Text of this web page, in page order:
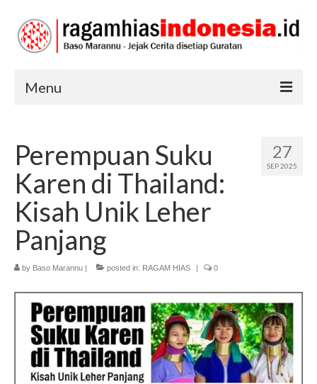
Menu
SENI DAN BUDAYA
TRADISI
27
SEP 2025
Perempuan Suku
Karen di Thailand:
Kisah Unik Leher
Panjang
by Baso Marannu | posted in: RAGAM HIAS | 0